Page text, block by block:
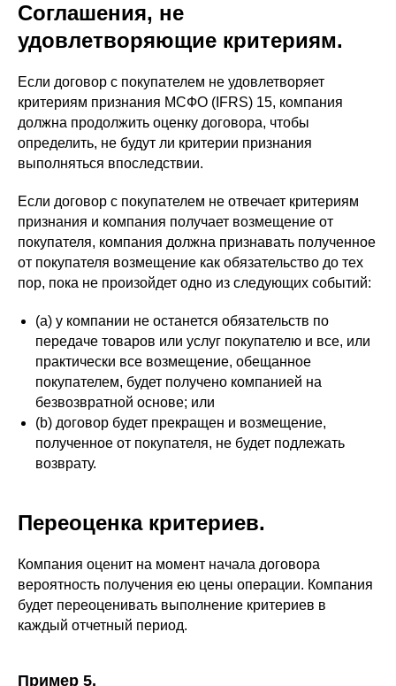
Соглашения, не
удовлетворяющие критериям.
Если договор с покупателем не удовлетворяет
критериям признания МСФО (IFRS) 15, компания
должна продолжить оценку договора, чтобы
определить, не будут ли критерии признания
выполняться впоследствии.
Если договор с покупателем не отвечает критериям
признания и компания получает возмещение от
покупателя, компания должна признавать полученное
от покупателя возмещение как обязательство до тех
пор, пока не произойдет одно из следующих событий:
(a) у компании не останется обязательств по
передаче товаров или услуг покупателю и все, или
практически все возмещение, обещанное
покупателем, будет получено компанией на
безвозвратной основе; или
(b) договор будет прекращен и возмещение,
полученное от покупателя, не будет подлежать
возврату.
Переоценка критериев.
Компания оценит на момент начала договора
вероятность получения ею цены операции. Компания
будет переоценивать выполнение критериев в
каждый отчетный период.
Пример 5.